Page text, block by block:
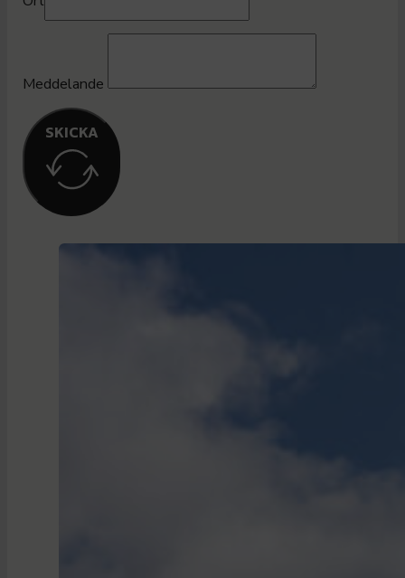
Meddelande
SKICKA